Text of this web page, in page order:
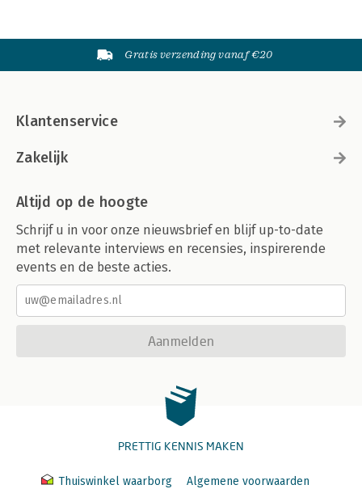
Gratis verzending vanaf €20
Klantenservice
Zakelijk
Altijd op de hoogte
Schrijf u in voor onze nieuwsbrief en blijf up-to-date
met relevante interviews en recensies, inspirerende
events en de beste acties.
Aanmelden
PRETTIG KENNIS MAKEN
Thuiswinkel waarborg Algemene voorwaarden